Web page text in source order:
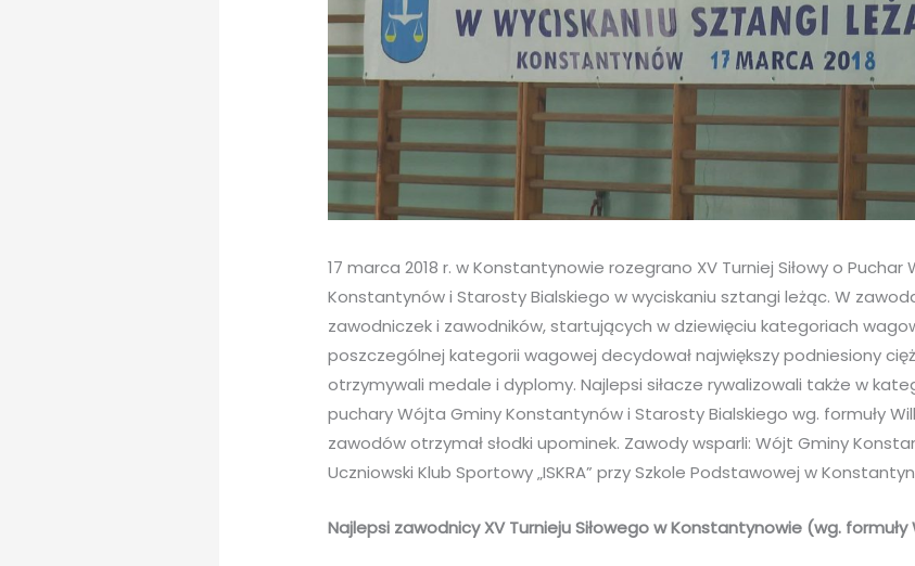
17 marca 2018 r. w Konstantynowie rozegrano XV Turniej Siłowy o Puchar
Konstantynów i Starosty Bialskiego w wyciskaniu sztangi leżąc. W
zawodniczek i zawodników, startujących w dziewięciu kategoriach
poszczególnej kategorii wagowej decydował największy podniesiony
otrzymywali medale i dyplomy. Najlepsi siłacze rywalizowali także w
puchary Wójta Gminy Konstantynów i Starosty Bialskiego wg. formuły
zawodów otrzymał słodki upominek. Zawody wsparli: Wójt Gminy
Uczniowski Klub Sportowy „ISKRA” przy Szkole Podstawowej w
Najlepsi zawodnicy XV Turnieju Siłowego w Konstantynowie (wg. formuły